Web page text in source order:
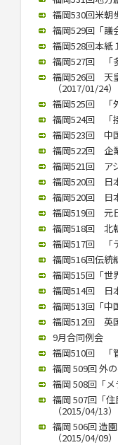
福岡530回米朝
福岡529回「
福岡528回本紙
福岡527回 「
福岡526回 天
（2017/01/24）
福岡525回 「
福岡524回 「
福岡523回 中
福岡522回 企
福岡521回 ア
福岡520回 日
福岡520回 日
福岡519回 元
福岡518回 北
福岡517回 「
福岡516回伝統
福岡515回「
福岡514回 日
福岡513回「中
福岡512回 英
9月合同例会
福岡510回 「
福岡 509回 外
福岡 508回「
福岡 507回「
（2015/04/13）
福岡 506回 造
（2015/04/09）